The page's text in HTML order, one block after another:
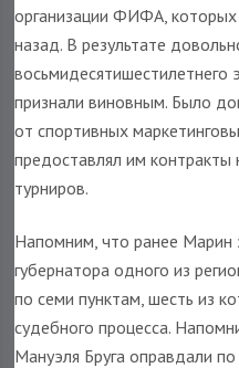
организации ФИФА,
назад. В результате
восьмидесятишестилетнего
признали виновным. Было
от спортивных
предоставлял им
турниров.
Напомним, что ранее Марин
губернатора одного из
по семи пунктам, шесть из
судебного процесса.
Мануэля Бруга оправдали